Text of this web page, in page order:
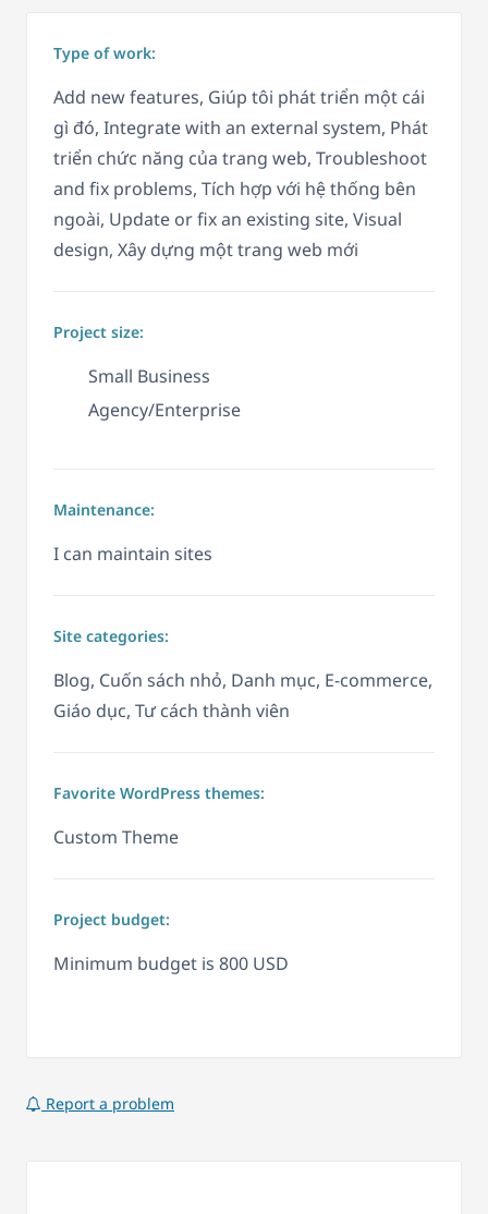
Type of work:
Add new features, Giúp tôi phát triển một cái
gì đó, Integrate with an external system, Phát
triển chức năng của trang web, Troubleshoot
and fix problems, Tích hợp với hệ thống bên
ngoài, Update or fix an existing site, Visual
design, Xây dựng một trang web mới
Project size:
Small Business
Agency/Enterprise
Maintenance:
I can maintain sites
Site categories:
Blog, Cuốn sách nhỏ, Danh mục, E-commerce,
Giáo dục, Tư cách thành viên
Favorite WordPress themes:
Custom Theme
Project budget:
Minimum budget is 800 USD
Report a problem